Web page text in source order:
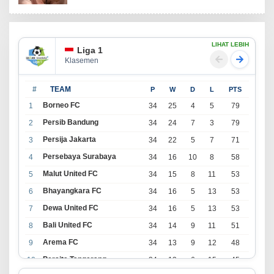
Liga 1
Klasemen
LIHAT LEBIH
# TEAM P W D L PTS
1 Borneo FC 34 25 4 5
79
2
Persib Bandung 34 24 7 3
79
3
Persija Jakarta 34 22 5 7
71
4
Persebaya Surabaya 34 16 10 8
58
5
Malut United FC 34 15 8 11
53
6
Bhayangkara FC 34 16 5 13
53
7
Dewa United FC 34 16 5 13
53
8
Bali United FC 34 14 9 11
51
9
Arema FC 34 13 9 12
48
10
Persita Tangerang 34 13 6 15
45